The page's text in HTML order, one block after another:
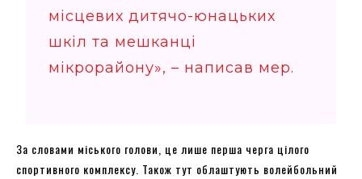
місцевих дитячо-юнацьких
шкіл та мешканці
мікрорайону», – написав мер.
За словами міського голови, це лише перша черга цілого
спортивного комплексу. Також тут облаштують волейбольний